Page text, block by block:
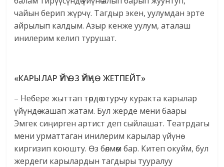
чайын берип жүрчү. Тагдыр экен, уулумдан эрте
айрылып калдым. Азыр кенже уулум, аталаш
инилерим келип турушат.
«КАРЫЛАР ҮЙҮ ӨЗ ҮЙҮӉӨ ЖЕТПЕЙТ»
– Небере жыттап төрдө отурчу куракта карылар
үйүндө жашап жатам. Бул жерде мени баары
Эмгек сиӊирген артист деп сыйлашат. Театрдагы
мени урматтаган инилерим карылар үйүнө
киргизип коюшту. Өз бөлмөм бар. Китеп окуйм, бул
жердеги карылардын тагдыры тууралуу